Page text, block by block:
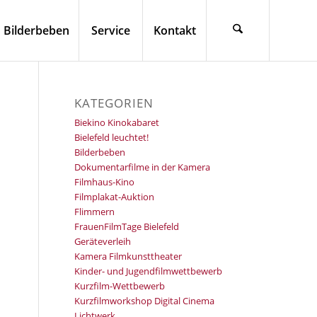
Bilderbeben Service Kontakt
KATEGORIEN
Biekino Kinokabaret
Bielefeld leuchtet!
Bilderbeben
Dokumentarfilme in der Kamera
Filmhaus-Kino
Filmplakat-Auktion
Flimmern
FrauenFilmTage Bielefeld
Geräteverleih
Kamera Filmkunsttheater
Kinder- und Jugendfilmwettbewerb
Kurzfilm-Wettbewerb
Kurzfilmworkshop Digital Cinema